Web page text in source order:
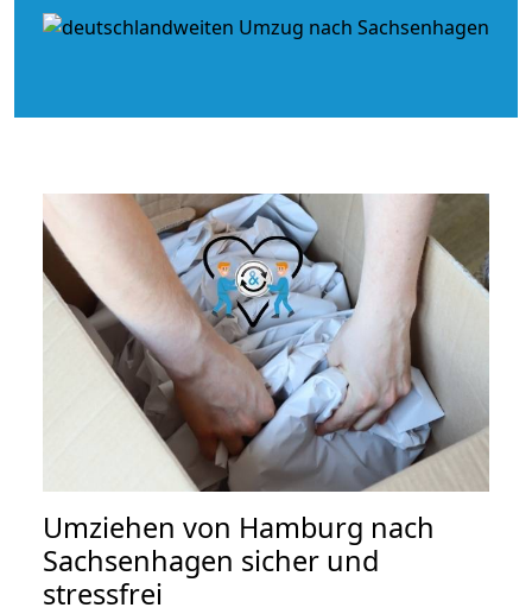
Umziehen von Hamburg nach
Sachsenhagen sicher und
stressfrei